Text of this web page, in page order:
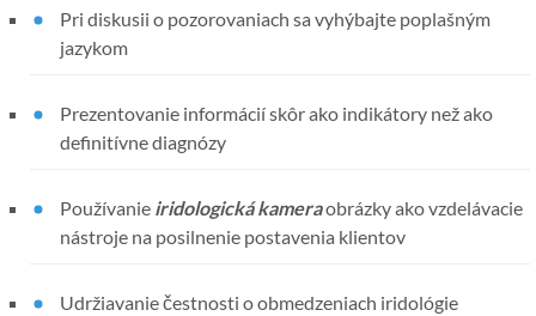
Pri diskusii o pozorovaniach sa vyhýbajte poplašným
jazykom
Prezentovanie informácií skôr ako indikátory než ako
definitívne diagnózy
Používanie iridologická kameraobrázky ako vzdelávacie
nástroje na posilnenie postavenia klientov
Udržiavanie čestnosti o obmedzeniach iridológie